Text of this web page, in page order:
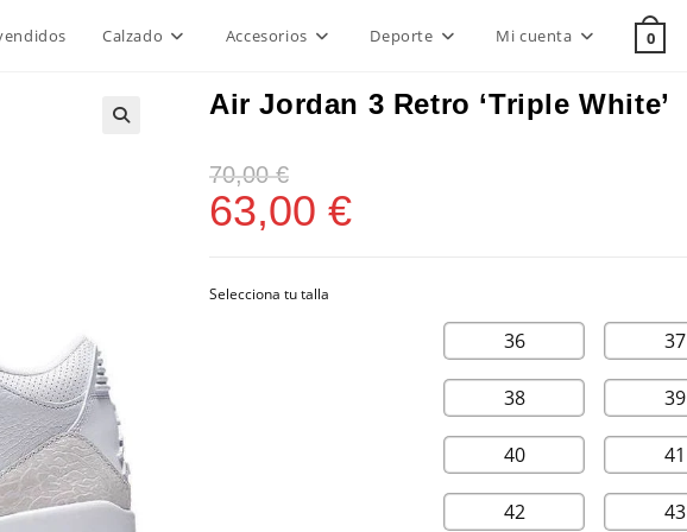
Calzado Accesorios Deporte Mi cuenta 0
Air Jordan 3 Retro ‘Triple White’
70,00€
63,00 €
36 37
38 39
40 41
42 43